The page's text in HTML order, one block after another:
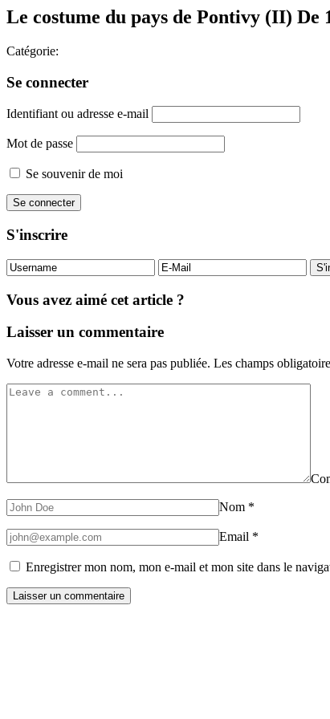
Le costume du pays de Pontivy (II) De
Catégorie:
Se connecter
Identifiant ou adresse e-mail
Mot de passe
Se souvenir de moi
S'inscrire
Vous avez aimé cet article ?
Laisser un commentaire
Votre adresse e-mail ne sera pas publiée. Les champs
Nom *
Email *
Enregistrer mon nom, mon e-mail et mon site dans le